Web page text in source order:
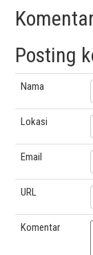
Posting
Nama
Lokasi
Email
URL
Komentar